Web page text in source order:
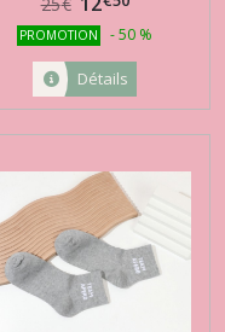
PROMOTION -50 %
Détails